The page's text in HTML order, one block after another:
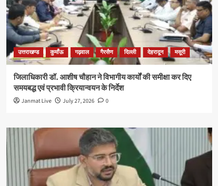
उत्तराखण्ड कुमाँऊ गढ़वाल गैरसैण दिल्ली देहरादून मसूरी
जिलाधिकारी डॉ. आशीष चौहान ने विभागीय कार्यों की समीक्षा कर दिए
समयबद्ध एवं प्रभावी क्रियान्वयन के निर्देश
Janmat Live July 27, 2026 0